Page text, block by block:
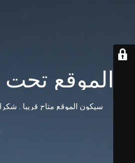
الموقع تحت
سيكون الموقع متاح قريبا .